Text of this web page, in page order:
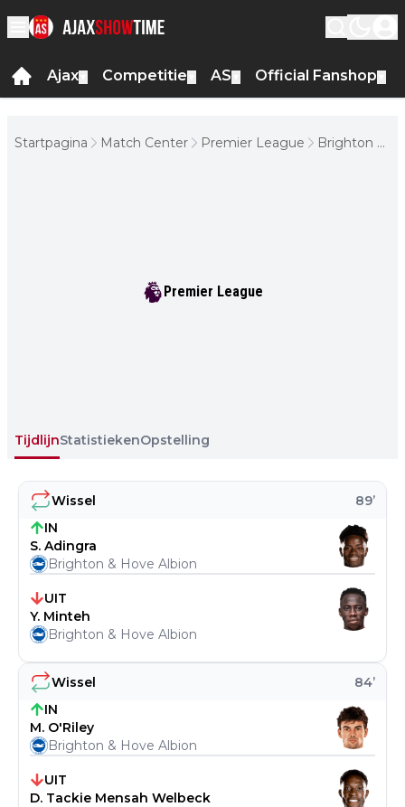
Ajax Competitie AS Official Fanshop
Startpagina Match Center Premier League
Brighton &
Premier League
TijdlijnStatistiekenOpstelling
Wissel 84’
IN
M. O'Riley
Brighton & Hove Albion
UIT
D. Tackie Mensah Welbeck
Wissel 89’
IN
S. Adingra
Brighton & Hove Albion
UIT
Y. Minteh
Brighton & Hove Albion